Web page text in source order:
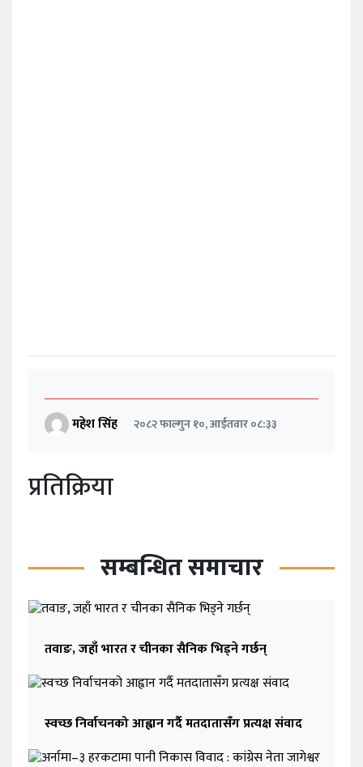
महेश सिंह २०८२ फाल्गुन १०, आईतवार ०८:३३
प्रतिक्रिया
सम्बन्धित समाचार
तवाङ, जहाँ भारत र चीनका सैनिक भिड्ने गर्छन्
स्वच्छ निर्वाचनको आह्वान गर्दै मतदातासँग प्रत्यक्ष संवाद